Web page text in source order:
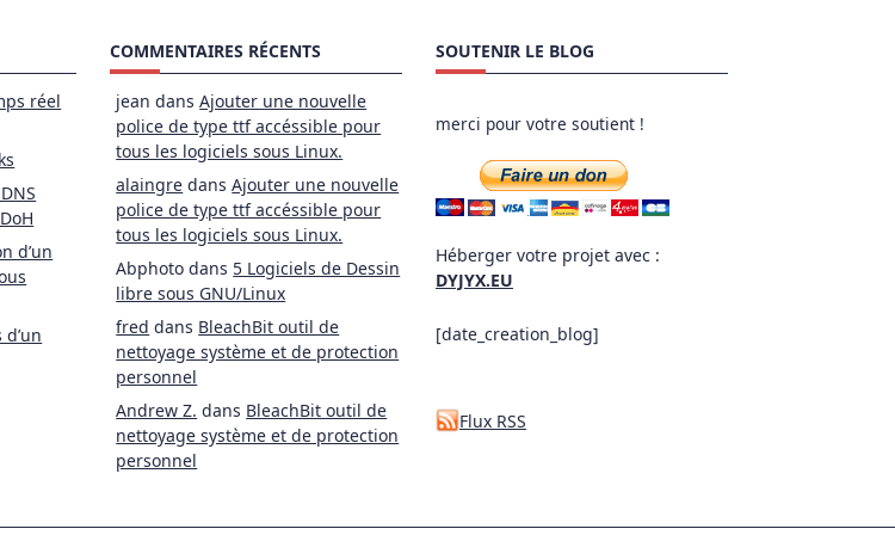
réel
d’un
COMMENTAIRES RÉCENTS
jean dansAjouter une nouvelle
police de type ttf accéssible pour
tous les logiciels sous Linux.
alaingre dansAjouter une nouvelle
police de type ttf accéssible pour
tous les logiciels sous Linux.
Abphoto dans 5 Logiciels de Dessin
libre sous GNU/Linux
fred dans BleachBit outil de
nettoyage système et de protection
personnel
Andrew Z. dans BleachBit outil de
nettoyage système et de protection
personnel
SOUTENIR LE BLOG
merci pour votre soutient !
Héberger votre projet avec :
DYJYX.EU
[date_creation_blog]
Flux RSS